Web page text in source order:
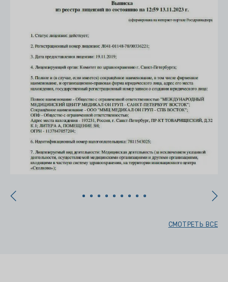
СМОТРЕТЬ ВСЕ